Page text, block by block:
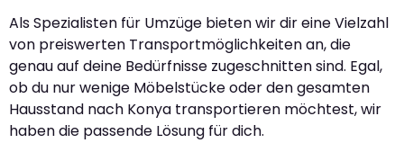
Als Spezialisten für Umzüge bieten wir dir eine Vielzahl
von preiswerten Transportmöglichkeiten an, die
genau auf deine Bedürfnisse zugeschnitten sind. Egal,
ob du nur wenige Möbelstücke oder den gesamten
Hausstand nach Konya transportieren möchtest, wir
haben die passende Lösung für dich.